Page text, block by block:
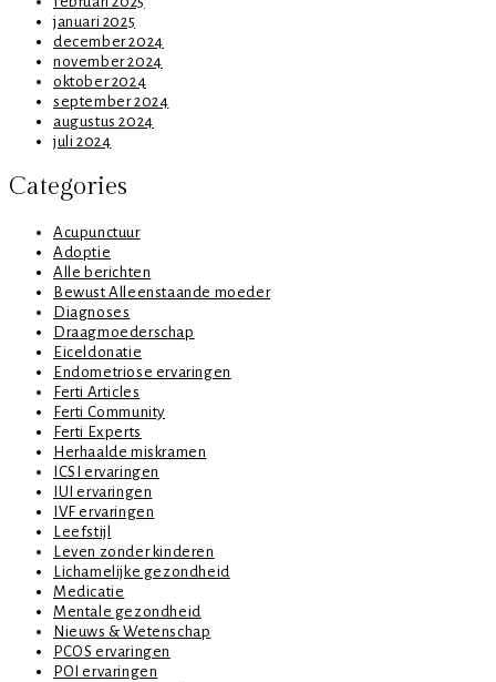
januari 2025
december 2024
november 2024
oktober 2024
september 2024
augustus 2024
juli 2024
Categories
Acupunctuur
Adoptie
Alle berichten
Bewust Alleenstaande moeder
Diagnoses
Draagmoederschap
Eiceldonatie
Endometriose ervaringen
Ferti Articles
Ferti Community
Ferti Experts
Herhaalde miskramen
ICSI ervaringen
IUI ervaringen
IVF ervaringen
Leefstijl
Leven zonder kinderen
Lichamelijke gezondheid
Medicatie
Mentale gezondheid
Nieuws & Wetenschap
PCOS ervaringen
POI ervaringen